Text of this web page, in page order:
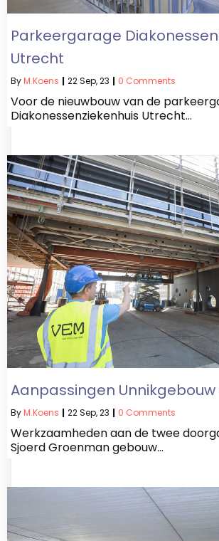
Parkeergarage
Utrecht
ByM.koens | 22Sep, 23 | 0 Comments
Voor de nieuwbouw van de
Diakonessenziekenhuis Utrecht…
Aanpassingen
ByM.koens | 22Sep, 23 | 0 Comments
Werkzaamheden aan de twee
Sjoerd Groenman gebouw…